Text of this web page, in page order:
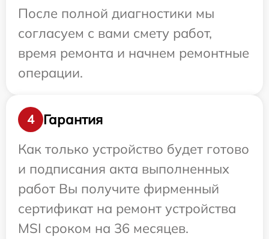
После полной диагностики мы
согласуем с вами смету работ,
время ремонта и начнем ремонтные
операции.
4
Гарантия
Как только устройство будет готово
и подписания акта выполненных
работ Вы получите фирменный
сертификат на ремонт устройства
MSI сроком на 36 месяцев.